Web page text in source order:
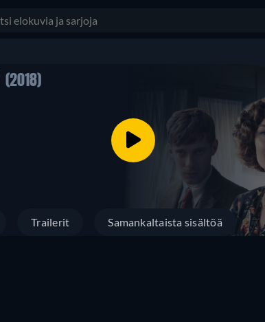
(2018)
Trailerit Samankaltaista sisältöä